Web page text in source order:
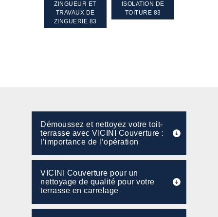
ZINGUEUR ET
TRAVAUX DE
ZINGUERIE 83
ISOLATION DE
TOITURE 83
Démoussez et nettoyez votre toit-
terrasse avec VICINI Couverture :
l’importance de l’opération
VICINI Couverture pour un
nettoyage de qualité pour votre
terrasse en carrelage